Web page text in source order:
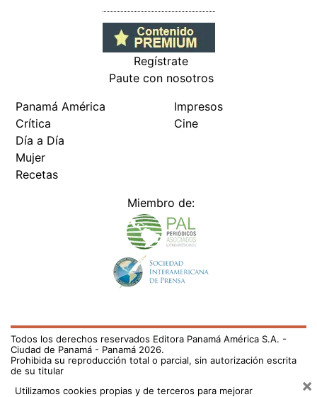
Regístrate
Paute con nosotros
Panamá América
Crítica
Día a Día
Mujer
Recetas
Impresos
Cine
Miembro de:
Todos los derechos reservados Editora Panamá América S.A. -
Ciudad de Panamá - Panamá 2026.
Prohibida su reproducción total o parcial, sin autorización escrita
de su titular
Utilizamos cookies propias y de terceros para mejorar
×